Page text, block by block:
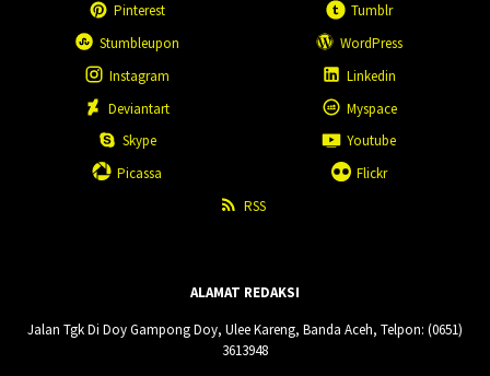
Pinterest
Tumblr
Stumbleupon
WordPress
Instagram
Linkedin
Deviantart
Myspace
Skype
Youtube
Picassa
Flickr
RSS
ALAMAT REDAKSI
Jalan Tgk Di Doy Gampong Doy, Ulee Kareng, Banda Aceh, Telpon: (0651)
3613948